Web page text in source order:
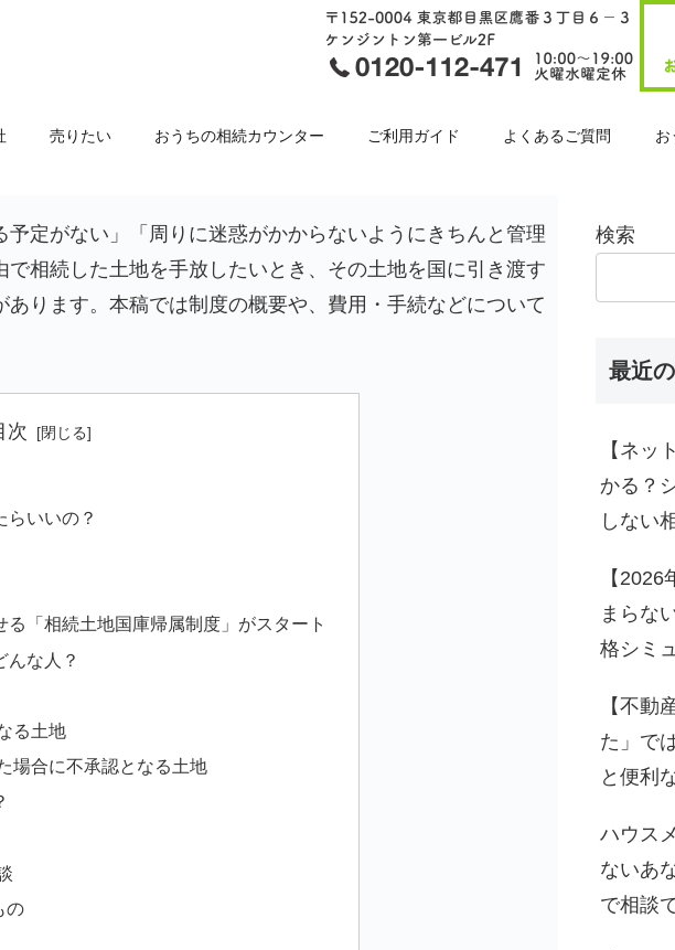
売りたい おうちの相続カウンター ご利用ガイド よくあるご質問 お
定がない」「周りに迷惑がかからないようにきちんと管理
相続した土地を手放したいとき、その土地を国に引き渡す
ります。本稿では制度の概要や、費用・手続などについて
次
らいいの？
「相続土地国庫帰属制度」がスタート
んな人？
る土地
場合に不承認となる土地
の
検索
最近
【ネッ
かる？
しない
【
まらな
格シミ
【不動
た」で
と便利
ハウス
ないあ
で相談